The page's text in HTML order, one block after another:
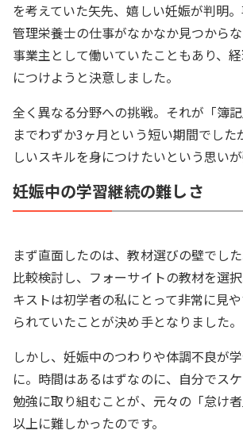
を考えていた矢先、嬉しい妊娠が判明
管理栄養士の仕事がなかなか見つから
事業主として働いていたこともあり、
につけようと決意しました。
全く異なる分野への挑戦。それが「簿
までわずか3ヶ月という短い期間でした
しいスキルを身につけたいという思いが
妊娠中の学習継続の難しさ
まず直面したのは、教材選びの壁でし
比較検討し、フォーサイトの教材を選
キストは初学者の私にとって非常に見
られていたことが決め手となりました。
しかし、妊娠中のつわりや体調不良が
に。時間はあるはずなのに、自分でス
勉強に取り組むことが、元々の「怠け
以上に難しかったのです。